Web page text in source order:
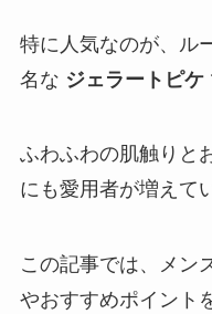
特に人気なのが、ル
名な ジェラートピケ
ふわふわの肌触りと
にも愛用者が増えて
この記事では、メン
やおすすめポイント